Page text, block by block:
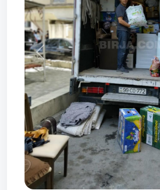
Prev